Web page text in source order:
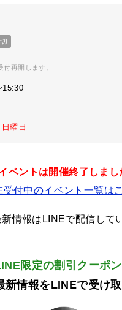
再開します。
15:30
曜日
ベントは開催終了しまし
受付中のイベント一覧は
新情報はLINEで配信して
限定の割引クーポ
新情報をLINEで受け